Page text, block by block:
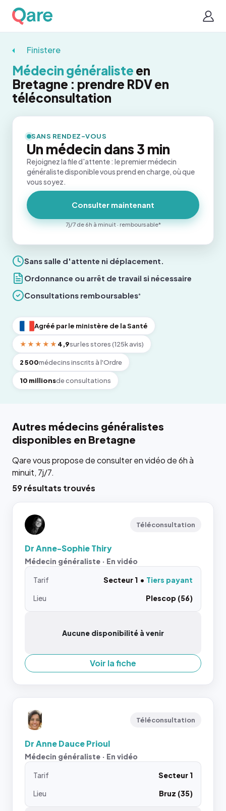
Finistere
Médecin généraliste en
Bretagne : prendre RDV en
téléconsultation
Sans salle d'attente ni déplacement.
Ordonnance ou arrêt de travail si nécessaire
Consultations remboursables*
Agréé par le ministère de la Santé
★★★★★ 4,9sur les stores (125k avis)
2 500médecins inscrits à l'Ordre
10 millionsde consultations
SANS RENDEZ-VOUS
Un médecin dans 3 min
Rejoignez la file d'attente : le premier médecin
généraliste disponible vous prend en charge, où que
vous soyez.
Consulter maintenant
7j/7 de 6h à minuit · remboursable*
Autres médecins généralistes
disponibles en Bretagne
Qare vous propose de consulter en vidéo de 6h à
minuit, 7j/7.
59 résultats trouvés
Téléconsultation
Dr Anne-Sophie Thiry
Médecin généraliste · En vidéo
Tarif Secteur 1
Tiers payant
Lieu
Plescop (56)
Aucune disponibilité à venir
Voir la fiche
Téléconsultation
Dr Anne Dauce Prioul
Médecin généraliste · En vidéo
Tarif
Secteur 1
Lieu
Bruz (35)